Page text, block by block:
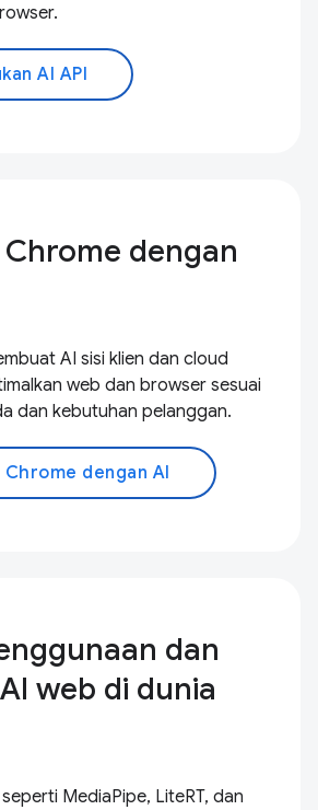
AI API
Chrome dengan
AI sisi klien dan cloud
web dan browser sesuai
dan kebutuhan pelanggan.
Chrome dengan AI
dan
web di dunia
MediaPipe, LiteRT, dan